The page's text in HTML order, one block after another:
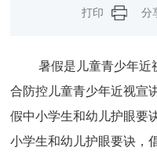
打印
分
暑假是儿童青少年近
合防控儿童青少年近视宣
假中小学生和幼儿护眼要
小学生和幼儿护眼要诀，